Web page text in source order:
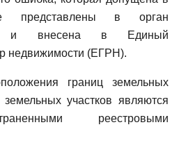
представлены в орган
и внесена в Единый
недвижимости (ЕГРН).
границ земельных
земельных участков являются
реестровыми